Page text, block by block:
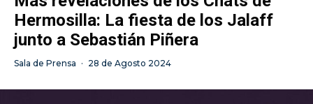
Hermosilla: La fiesta de los Jalaff
junto a Sebastián Piñera
Sala de Prensa · 28 de Agosto 2024